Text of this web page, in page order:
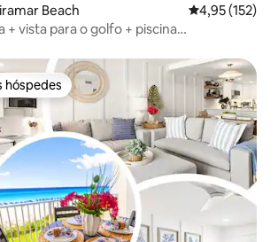
Beach 4,95 de uma
4,95 (152)
+ vista para o golfo + piscina
preferidos dos hóspedes
hóspedes